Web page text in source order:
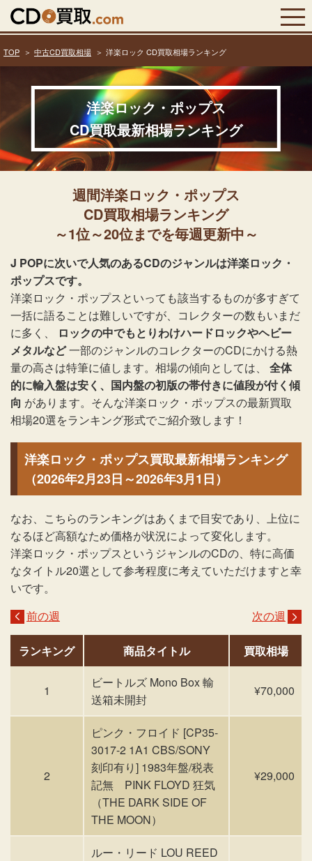
TOP 中古CD買取相場 洋楽ロック CD買取相場ランキング
洋楽ロック・ポップス
CD買取最新相場ランキング
週間洋楽ロック・ポップス
CD買取相場ランキング
～1位～20位までを毎週更新中～
J POPに次いで人気のあるCDのジャンルは洋楽ロック・
ポップスです。
洋楽ロック・ポップスといっても該当するものが多すぎて
一括に語ることは難しいですが、コレクターの数もいまだ
に多く、
ロックの中でもとりわけハードロックやヘビー
メタルなど一部のジャンルのコレクターのCDにかける熱
量の高さは特筆に値します。相場の傾向としては、
全体
的に輸入盤は安く、国内盤の初版の帯付きに値段が付く傾
向 があります。そんな洋楽ロック・ポップスの最新買取
相場20選をランキング形式でご紹介致します！
洋楽ロック・ポップス買取最新相場ランキング
（2026年2月23日～2026年3月1日）
なお、こちらのランキングはあくまで目安であり、上位に
なるほど高額なため価格が状況によって変化します。
洋楽ロック・ポップスというジャンルのCDの、特に高価
なタイトル20選として参考程度に考えていただけますと幸
いです。
前の週
次の週
ランキング 商品タイトル 買取相場
1
ビートルズ Mono Box 輸
送箱未開封
¥70,000
2
ピンク・フロイド [CP35-
3017-2 1A1 CBS/SONY
刻印有り] 1983年盤/税表
記無 PINK FLOYD 狂気
（THE DARK SIDE OF
THE MOON）
¥29,000
ルー・リード LOU REED